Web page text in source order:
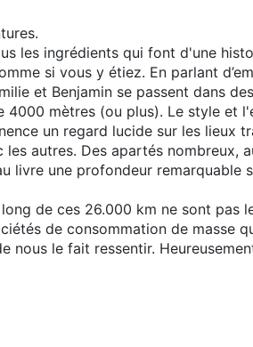
les ingrédients qui font d'une
si vous y étiez. En parlant
et Benjamin se passent dans
4000 mètres (ou plus). Le style et
un regard lucide sur les lieux
autres. Des apartés nombreux,
livre une profondeur remarquable
de ces 26.000 km ne sont pas
de consommation de masse
nous le fait ressentir.